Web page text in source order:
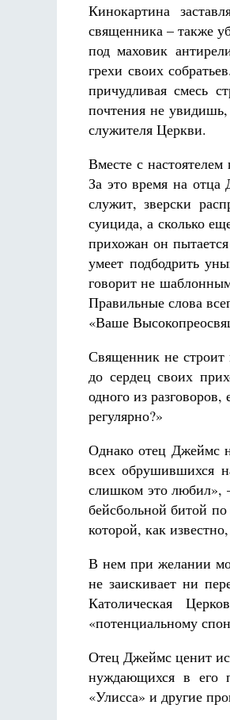
Кинокартина
священника – также
под маховик
грехи своих
причудливая смесь
почтения не
служителя Церкви.
Вместе с
За это время на
служит, зверски
суицида, а сколько
прихожан он
умеет подбодрить
говорит не
Правильные слова
«Ваше
Священник не строит
до сердец своих
одного из
регулярно?»
Однако отец Джеймс
всех обрушившихся
слишком это любил»,
бейсбольной битой по
которой, как
В нем при желании
не заискивает ни
Католическая
«потенциальному
Отец Джеймс ценит
нуждающихся в его
«Улисса» и другие